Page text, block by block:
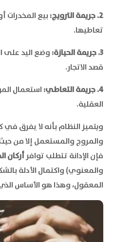
2. جريمة الترويج:
بيع
تعاطيها.
3. جريمة الحيازة:
وضع اليد على
قصد الاتجار.
4. جريمة التعاطي:
استعمال
العقلية.
ويتميز النظام بأنه لا يفرق في
والمروج والمستعمل إلا من
فإن الإدانة تتطلب توافرأركان
والمعنوي) واكتمال الأدلة
المعقول، وهذا هو الأساس الذي